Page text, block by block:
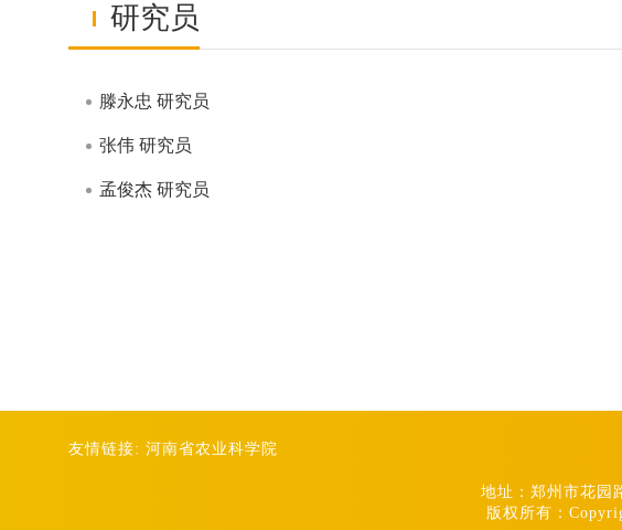
研究员
滕永忠 研究员
张伟 研究员
孟俊杰 研究员
友情链接: 河南省农业科学院
地址：郑州市花园
版权所有：